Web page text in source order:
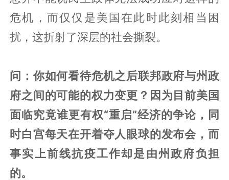
危机，而仅仅是美国在此时此刻相当困
扰，这折射了深层的社会撕裂。
问：你如何看待危机之后联邦政府与州政
府之间的可能的权力变更？因为目前美国
面临究竟谁更有权“重启”经济的争论，同
时白宫每天在开着夺人眼球的发布会，而
事实上前线抗疫工作却是由州政府负担
的。